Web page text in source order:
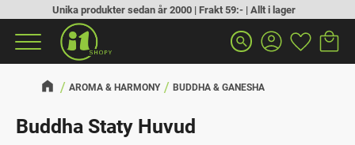
Meny
Unika produkter sedan år 2000 | Frakt 59:- | Allt i lager
search
AROMA & HARMONY BUDDHA & GANESHA
Buddha Staty Huvud